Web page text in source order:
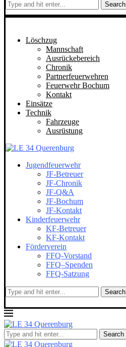
Search
Löschzug
Mannschaft
Ausrückebereich
Chronik
Partnerfeuerwehren
Feuerwehr Bochum
Kontakt
Einsätze
Technik
Fahrzeuge
Ausrüstung
Jugendfeuerwehr
JF-Betreuer
JF-Chronik
JF-Q&A
JF-Bochum
JF-Kontakt
Kinderfeuerwehr
KF-Betreuer
KF-Kontakt
Förderverein
FFQ-Vorstand
FFQ–Spenden
FFQ-Satzung
Search
Search